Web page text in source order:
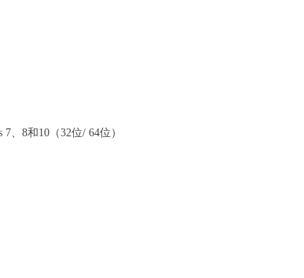
、8和10（32位/ 64位）